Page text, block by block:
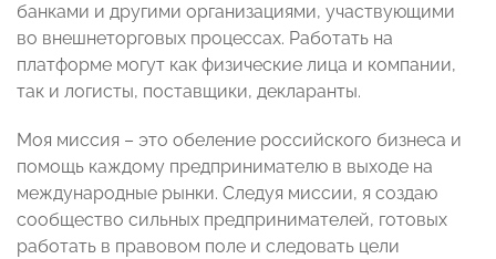
банками и другими организациями, участвующими
во внешнеторговых процессах. Работать на
платформе могут как физические лица и компании,
так и логисты, поставщики, декларанты.
Моя миссия – это обеление российского бизнеса и
помощь каждому предпринимателю в выходе на
международные рынки. Следуя миссии, я создаю
сообщество сильных предпринимателей, готовых
работать в правовом поле и следовать цели